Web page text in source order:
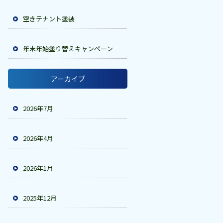
空きテナント塗装
年末年始塗り替えキャンペーン
アーカイブ
2026年7月
2026年4月
2026年1月
2025年12月